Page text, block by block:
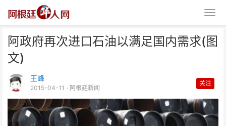
阿政府再次进口石油以满足国内需求(图
文)
王峰
2015-04-11 · 阿根廷新闻
关注
阿政府再次进口石油以满足国内需